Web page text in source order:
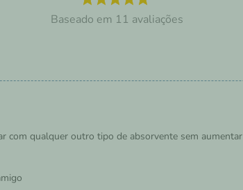
11 avaliações
com qualquer outro tipo de absorvente sem